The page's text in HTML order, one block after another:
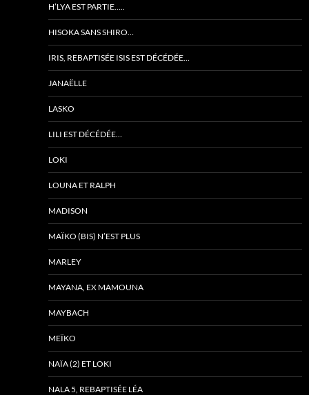
H’LYA EST PARTIE…..
HISOKA SANS SHIRO…
IRIS, REBAPTISÉE ISIS EST DÉCÉDÉE…
JANAËLLE
LASKO
LILI EST DÉCÉDÉE…
LOKI
LOUNA ET RALPH
MADISON
MAÏKO (BIS) N’EST PLUS
MARLEY
MAYANA, EX MAMOUNA
MAYBACH
MEÏKO
NAÏA (2) ET LOKI
NALA 5, REBAPTISÉE LÉA